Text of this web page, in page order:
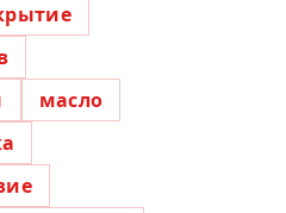
масло